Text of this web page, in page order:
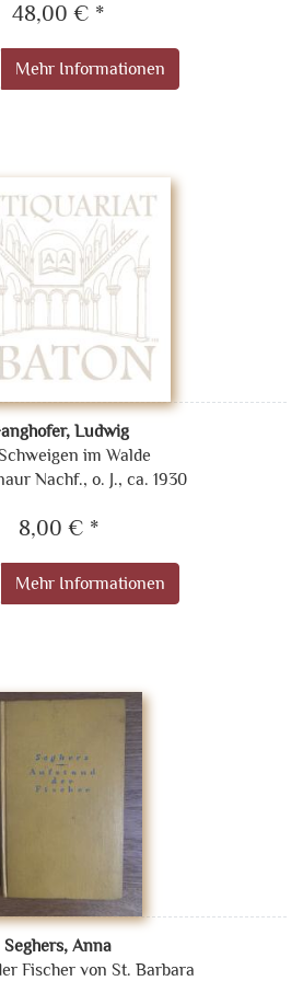
48,00 € *
Mehr Informationen
Ludwig
im Walde
Nachf., o. J., ca. 1930
8,00 € *
Mehr Informationen
Seghers, Anna
Fischer von St. Barbara